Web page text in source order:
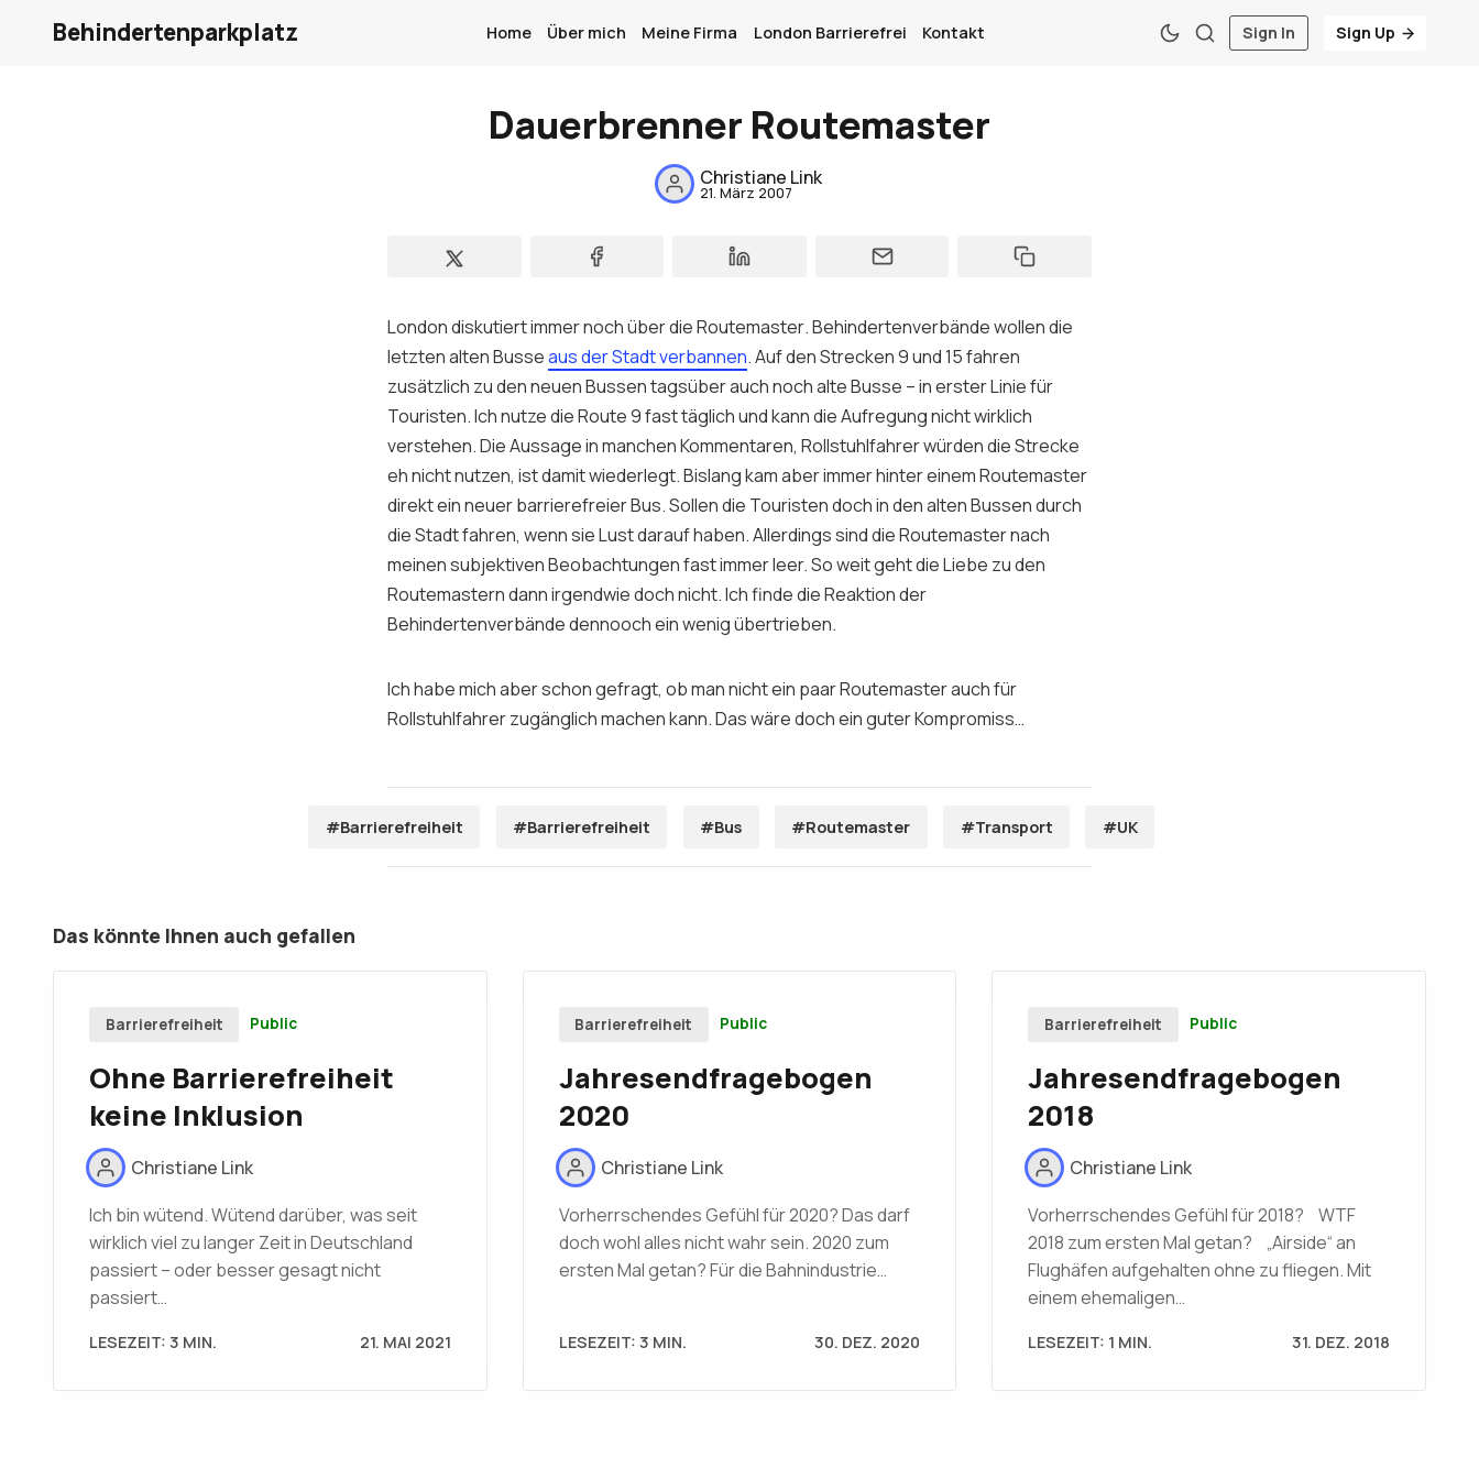
Home
Über mich
Meine Firma
Kontakt
Sign up
Behindertenparkplatz Home Über mich Meine Firma London Barrierefrei Kontakt Sign In Sign Up
Dauerbrenner Routemaster
Christiane Link
21. März 2007
London diskutiert immer noch über dieRoutemaster. Behindertenverbände wollen die
letzten alten Busseaus der Stadt verbannen. Auf den Strecken 9 und 15 fahren
zusätzlich zu den neuen Bussen tagsüber auch noch alte Busse – in erster Linie für
Touristen. Ich nutze die Route 9 fast täglich und kann die Aufregung nicht wirklich
verstehen. Die Aussage in manchen Kommentaren, Rollstuhlfahrer würden die Strecke
eh nicht nutzen, ist damit wiederlegt. Bislang kam aber immer hinter einemRoutemaster
direkt ein neuer barrierefreier Bus. Sollen die Touristen doch in den alten Bussen durch
die Stadt fahren, wenn sie Lust darauf haben. Allerdings sind dieRoutemasternach
meinen subjektiven Beobachtungen fast immer leer. So weit geht die Liebe zu den
Routemasterndann irgendwie doch nicht. Ich finde die Reaktion der
Behindertenverbände dennooch ein wenig übertrieben.
Ich habe mich aber schon gefragt, ob man nicht ein paarRoutemasterauch für
Rollstuhlfahrer zugänglich machen kann. Das wäre doch ein guter Kompromiss…
#Barrierefreiheit #Barrierefreiheit #Bus #Routemaster #Transport #UK
Das könnte Ihnen auch gefallen
Barrierefreiheit Public
Ohne Barrierefreiheit
keine Inklusion
Christiane Link
Ich bin wütend. Wütend darüber, was seit
wirklich viel zu langer Zeit in Deutschland
passiert – oder besser gesagt nicht
passiert…
LESEZEIT: 3 MIN. 21. MAI 2021
Barrierefreiheit Public
Jahresendfragebogen
2020
Christiane Link
Vorherrschendes Gefühl für 2020? Das darf
doch wohl alles nicht wahr sein. 2020 zum
ersten Mal getan? Für die Bahnindustrie…
LESEZEIT: 3 MIN. 30. DEZ. 2020
Barrierefreiheit Public
Jahresendfragebogen
2018
Christiane Link
Vorherrschendes Gefühl für 2018? WTF
2018 zum ersten Mal getan? „Airside“ an
Flughäfen aufgehalten ohne zu fliegen. Mit
einem ehemaligen…
LESEZEIT: 1 MIN. 31. DEZ. 2018